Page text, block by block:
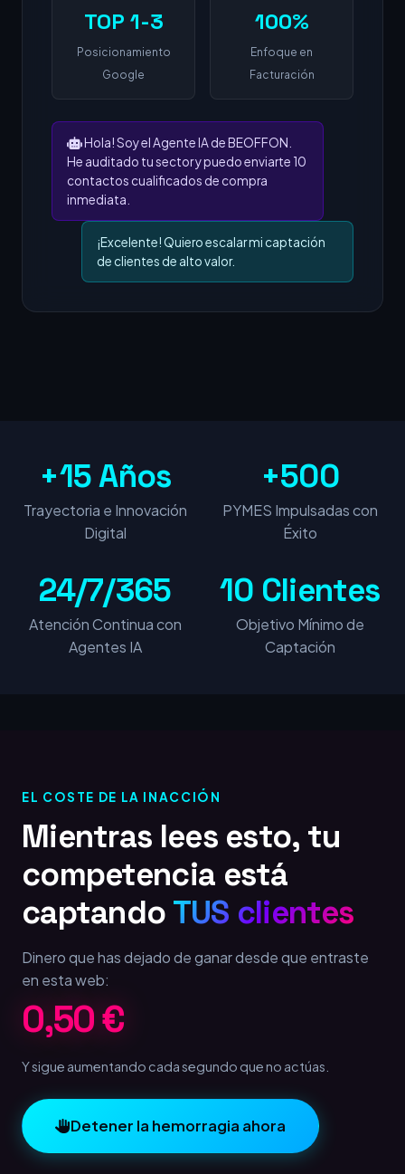
TOP 1-3
Posicionamiento
Google
100%
Enfoque en
Facturación
Hola! Soy el Agente IA de BEOFFON.
He auditado tu sector y puedo enviarte 10
contactos cualificados de compra
inmediata.
¡Excelente! Quiero escalar mi captación
de clientes de alto valor.
+15 Años
Trayectoria e Innovación
Digital
+500
PYMES Impulsadas con
Éxito
24/7/365
Atención Continua con
Agentes IA
10 Clientes
Objetivo Mínimo de
Captación
EL COSTE DE LA INACCIÓN
Mientras lees esto, tu
competencia está
captando TUS clientes
Dinero que has dejado de ganar desde que entraste
en esta web:
1,00 €
Y sigue aumentando cada segundo que no actúas.
Detener la hemorragia ahora